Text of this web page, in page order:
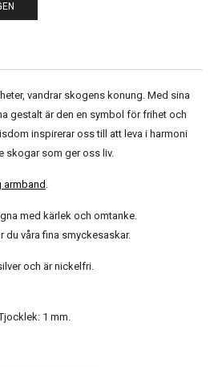
vandrar skogens konung. Med sina
gestalt är den en symbol för frihet och
inspirerar oss till att leva i harmoni
skogar som ger oss liv.
armband .
med kärlek och omtanke.
du våra fina smyckesaskar.
och är nickelfri.
1 mm.